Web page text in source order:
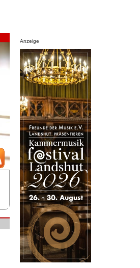
Anzeige